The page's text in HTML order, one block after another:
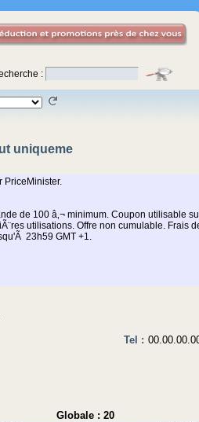
:
uniqueme
Tel :
Globale : 20